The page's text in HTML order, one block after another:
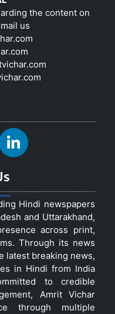
the content on
us
Hindi newspapers
and Uttarakhand,
across print,
Through its news
latest breaking news,
in Hindi from India
to credible
Amrit Vichar
through multiple